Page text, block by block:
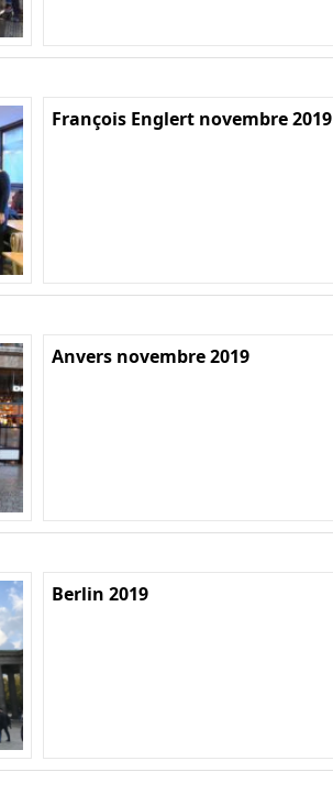
François Englert novembre 2019
Anvers novembre 2019
Berlin 2019